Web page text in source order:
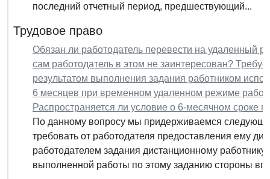
последний отчетный период, предшествующий...
Трудовое право
Обязан ли работодатель перевести на удаленный
сам работодатель в этом не заинтересован?
результатом выполнения задания работником
6 месяцев при временном удаленном режиме
Распространяется ли условие о 6-месячном сроке
По данному вопросу мы придерживаемся
требовать от работодателя предоставления ему
работодателем задания дистанционному
выполненной работы по этому заданию стороны